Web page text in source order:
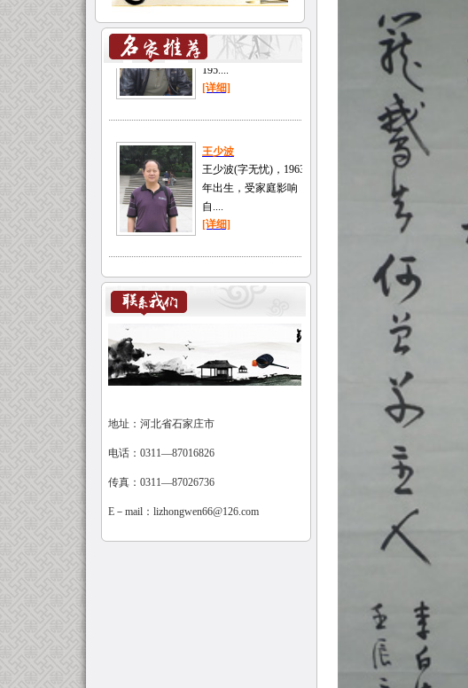
地址：河北省石家庄市
电话：0311—87016826
传真：0311—87026736
E－mail： lizhongwen66@126.com